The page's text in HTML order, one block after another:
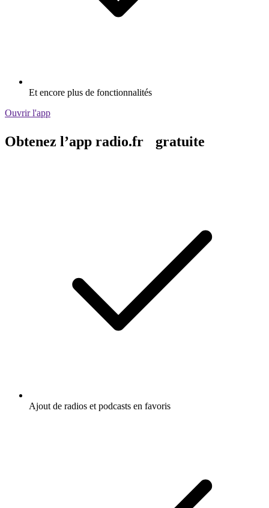
Et encore plus de fonctionnalités
Ouvrir l'app
Obtenez l’app radio.fr gratuite
Ajout de radios et podcasts en favoris